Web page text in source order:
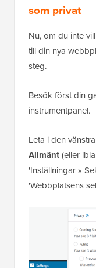
som privat
Nu, om du inte
till din nya
steg.
Besök först din
instrumentpanel.
Leta i den
Allmänt(eller
'Inställningar »
'Webbplatsens